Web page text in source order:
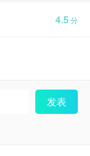
4.5分
发表